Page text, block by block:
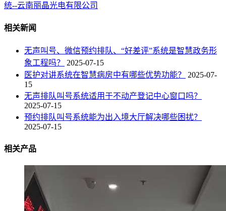
统--云南丽晶光电有限公司
相关新闻
无声叫号、微信预约排队、“好差评”系统是智慧政务形
象工程吗？
2025-07-15
医护对讲系统在智慧病房中有哪些优势功能？
2025-07-
15
无声排队叫号系统适用于不动产登记中心窗口吗？
2025-07-15
预约排队叫号系统能为出入境大厅解决哪些困扰？
2025-07-15
相关产品